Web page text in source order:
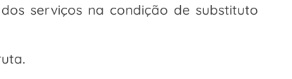
serviços na condição de substituto